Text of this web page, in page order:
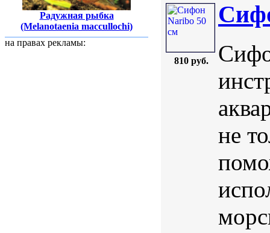
Радужная рыбка
(Melanotaenia maccullochi)
на правах рекламы:
810 руб.
не